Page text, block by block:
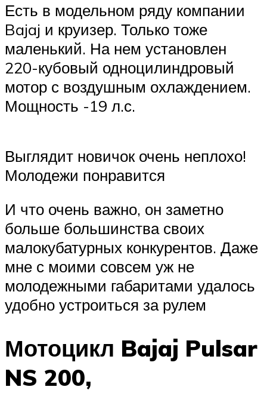
Есть в модельном ряду компании
Bajaj и круизер. Только тоже
маленький. На нем установлен
220-кубовый одноцилиндровый
мотор с воздушным охлаждением.
Мощность -19 л.с.
Выглядит новичок очень неплохо!
Молодежи понравится
И что очень важно, он заметно
больше большинства своих
малокубатурных конкурентов. Даже
мне с моими совсем уж не
молодежными габаритами удалось
удобно устроиться за рулем
Мотоцикл Bajaj Pulsar
NS 200,